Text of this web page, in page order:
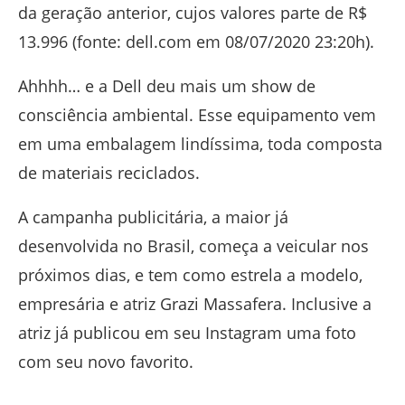
da geração anterior, cujos valores parte de R$
13.996 (fonte: dell.com em 08/07/2020 23:20h).
Ahhhh… e a Dell deu mais um show de
consciência ambiental. Esse equipamento vem
em uma embalagem lindíssima, toda composta
de materiais reciclados.
A campanha publicitária, a maior já
desenvolvida no Brasil, começa a veicular nos
próximos dias, e tem como estrela a modelo,
empresária e atriz Grazi Massafera. Inclusive a
atriz já publicou em seu Instagram uma foto
com seu novo favorito.